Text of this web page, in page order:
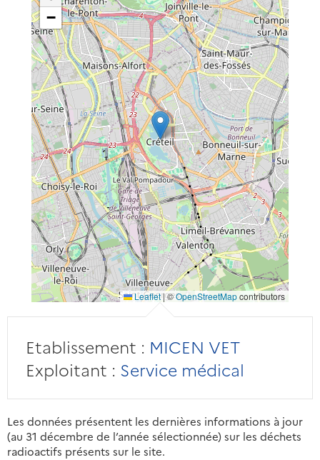
−
Leaflet|©OpenStreetMapcontributors
Etablissement : MICEN VET
Exploitant : Service médical
Les données présentent les dernières informations à jour
(au 31 décembre de l’année sélectionnée) sur les déchets
radioactifs présents sur le site.